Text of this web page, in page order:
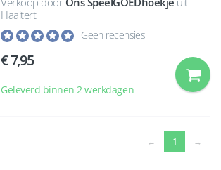
Haaltert
Geen recensies
7,95
Geleverd binnen 2 werkdagen
← 1 (current)
→